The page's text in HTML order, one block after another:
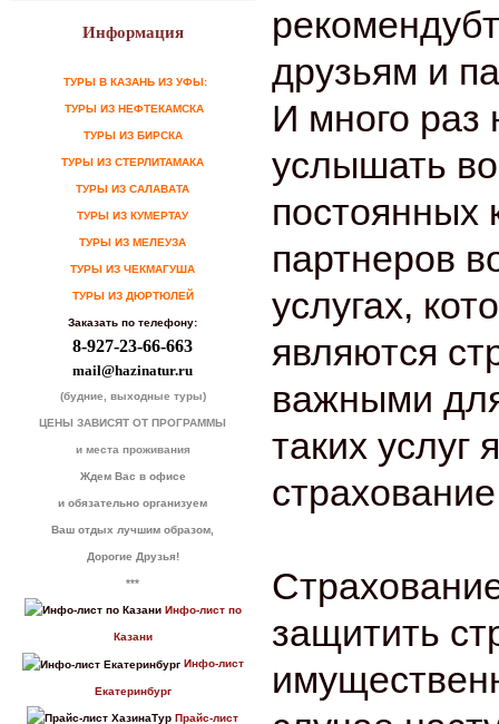
Информация
ТУРЫ В КАЗАНЬ ИЗ УФЫ:
ТУРЫ ИЗ НЕФТЕКАМСКА
ТУРЫ ИЗ БИРСКА
ТУРЫ ИЗ СТЕРЛИТАМАКА
ТУРЫ ИЗ САЛАВАТА
ТУРЫ ИЗ КУМЕРТАУ
ТУРЫ ИЗ МЕЛЕУЗА
ТУРЫ ИЗ ЧЕКМАГУША
ТУРЫ ИЗ ДЮРТЮЛЕЙ
Заказать по телефону:
8-927-23-66-663
mail@hazinatur.ru
(будние, выходные туры)
ЦЕНЫ ЗАВИСЯТ ОТ ПРОГРАММЫ
и места проживания
Ждем Вас в офисе
и обязательно организуем
Ваш отдых лучшим образом,
Дорогие Друзья!
***
Инфо-лист по
Казани
Инфо-лист
Екатеринбург
Прайс-лист
друзьям и
И много раз
услышать
постоянных
партнеров
услугах,
являются
важными
таких услуг
защитить